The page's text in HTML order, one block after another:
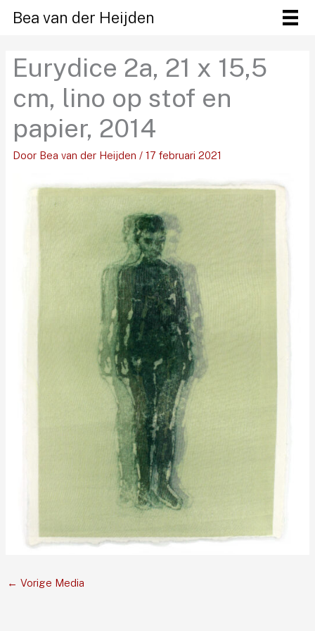
naar
inhoud
Bea van der Heijden
Eurydice 2a, 21 x 15,5
cm, lino op stof en
papier, 2014
Door Bea van der Heijden / 17 februari 2021
← Vorige Media